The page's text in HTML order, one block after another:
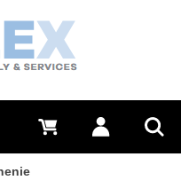
Prihlásiť sa
0 €